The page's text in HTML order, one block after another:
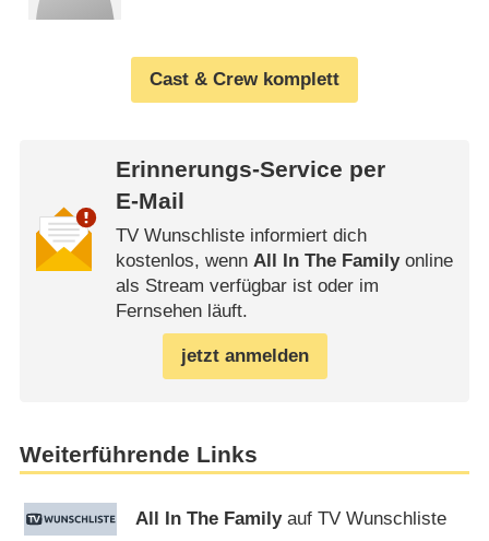
Cast & Crew komplett
Erinnerungs-Service per
E-Mail
TV Wunschliste informiert dich
kostenlos, wenn All In The Familyonline
als Stream verfügbar ist oder im
Fernsehen läuft.
jetzt anmelden
Weiterführende Links
All In The Familyauf TV Wunschliste